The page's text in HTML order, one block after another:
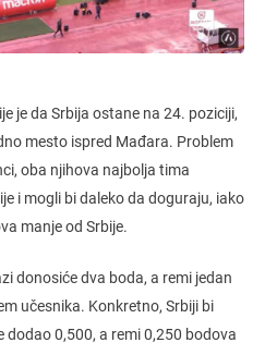
je da Srbija ostane na 24. poziciji,
mesto ispred Mađara. Problem
oba njihova najbolja tima
i mogli bi daleko da doguraju, iako
manje od Srbije.
donosiće dva boda, a remi jedan
učesnika. Konkretno, Srbiji bi
dodao 0,500, a remi 0,250 bodova